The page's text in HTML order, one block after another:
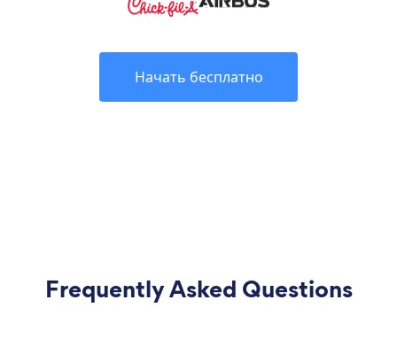
Начать бесплатно
Frequently Asked Questions